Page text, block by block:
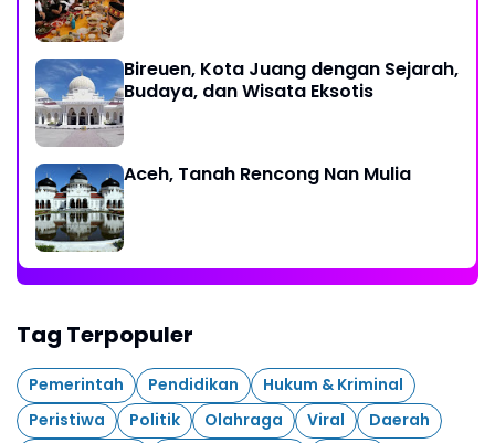
Bireuen, Kota Juang dengan Sejarah,
Budaya, dan Wisata Eksotis
Aceh, Tanah Rencong Nan Mulia
Tag Terpopuler
Pemerintah Pendidikan
Hukum & Kriminal
Peristiwa
Politik Olahraga Viral
Daerah